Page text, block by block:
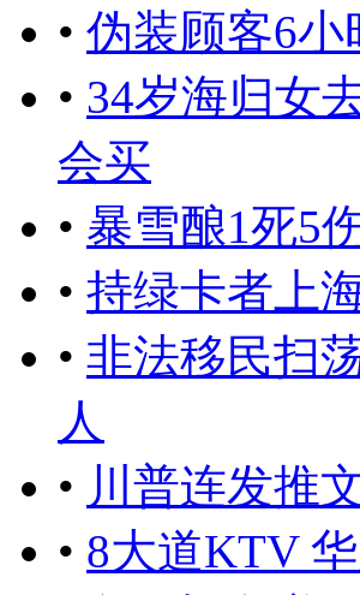
• 伪装顾客6
• 34岁海归女
会买
• 暴雪酿1死5
• 持绿卡者上
• 非法移民扫
人
• 川普连发推
• 8大道KTV